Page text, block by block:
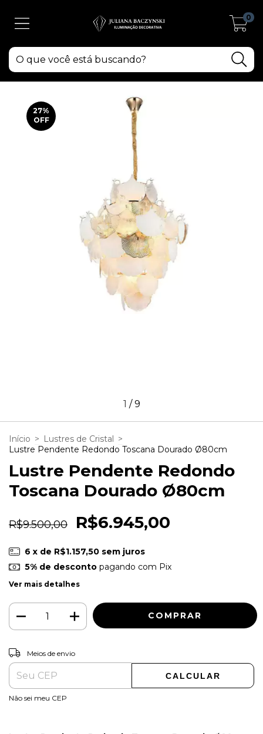
0
27%
OFF
1 /9
Início > Lustres de Cristal >
Lustre Pendente Redondo Toscana Dourado Ø80cm
Lustre Pendente Redondo
Toscana Dourado Ø80cm
R$9.500,00 R$6.945,00
6 x de R$1.157,50 sem juros
5% de descontopagando com Pix
Ver mais detalhes
Entregas para o CEP:
Meios de envio
CALCULAR
Não sei meu CEP